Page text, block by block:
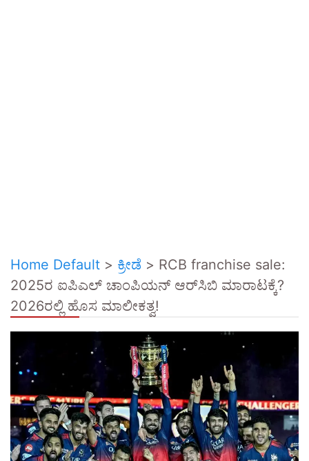
Home Default > ಕ್ರೀಡೆ > RCB franchise sale:
2025ರ ಐಪಿಎಲ್ ಚಾಂಪಿಯನ್ ಆರ್‌ಸಿಬಿ ಮಾರಾಟಕ್ಕೆ?
2026ರಲ್ಲಿ ಹೊಸ ಮಾಲೀಕತ್ವ!